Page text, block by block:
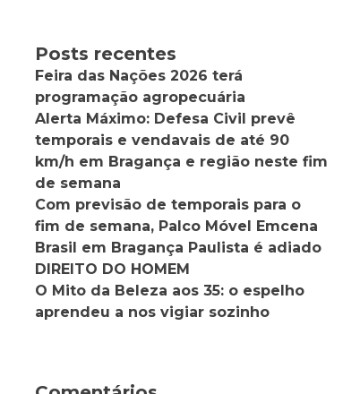
Posts recentes
Feira das Nações 2026 terá
programação agropecuária
Alerta Máximo: Defesa Civil prevê
temporais e vendavais de até 90
km/h em Bragança e região neste fim
de semana
Com previsão de temporais para o
fim de semana, Palco Móvel Emcena
Brasil em Bragança Paulista é adiado
DIREITO DO HOMEM
O Mito da Beleza aos 35: o espelho
aprendeu a nos vigiar sozinho